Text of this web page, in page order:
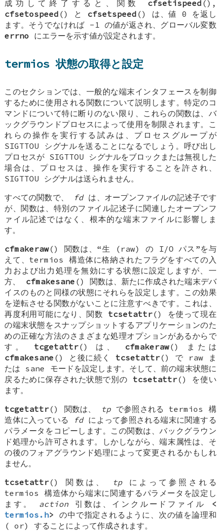
成功して終了すると、関数 cfsetispeed (),
cfsetospeed () と cfsetspeed () は、値 0 を返し
ます。そうでなければ -1 の値が返され、グローバル変数
errno にエラーを示す値が設定されます。
termios 状態の取得と設定
このセクションでは、一般的な端末インタフェースを制御
するために使用される関数について説明します。特定のコ
マンドについて特に断りのない限り、これらの関数は、バ
ックグラウンドプロセスによって使用を制限されます。こ
れらの操作を実行する試みは、プロセスグループが
SIGTTOU シグナルを送ることになるでしょう。呼び出し
プロセスが SIGTTOU シグナルをブロックまたは無視した
場合は、プロセスは、操作を実行することを許され、
SIGTTOU シグナルは送られません。
すべての関数で、
fdは、オープンファイルの記述子です
が、関数は、特別のファイル記述子に関連したオープンフ
ァイル記述ではなく、根本的な端末ファイルに影響しま
す。
cfmakeraw() 関数は、“生 (raw) の I/O パス”を与
えて、termios 構造体に格納されたフラグをすべての入
力および出力処理を無効にする状態に設定しますが、一
方、 cfmakesane () 関数は、新たに作成された端末デバ
イスのものと同様の状態にそれらを設定します。この効果
を逆転させる関数がないことに注意すべきです。これは、
再度利用可能になり、関数 tcsetattr() を使って現在
の端末状態をスナップショットするアプリケーションのた
めの正確な方法のさまざまな処理オプションがあるからで
す。 tcgetattr() は、 cfmakeraw() または
cfmakesane () と後に続く tcsetattr() で raw ま
たは sane モードを設定します。そして、前の端末状態に
戻るために保存された状態で別の tcsetattr() を使い
ます。
tcgetattr() 関数は、 tpで参照される termios 構
造体に入っている
fdによって参照される端末に関連する
パラメータをコピーします。この関数は、バックグラウン
ド処理から許可されます。しかしながら、端末属性は、そ
の後のフォアグラウンド処理によって変更されるかもしれ
ません。
tcsetattr() 関数は、 tpによって参照される
termios 構造体から端末に関連するパラメータを設定し
ます。 action引数は、インクルードファイル
<
termios.h> の中で指定されるように、次の値を論理和
(or) することによって作成されます。